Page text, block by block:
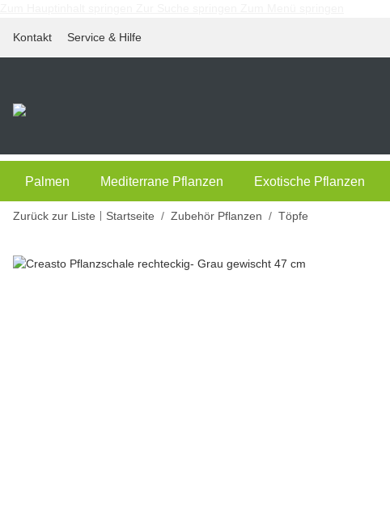
Kontakt Service & Hilfe
Palmen Mediterrane Pflanzen Exotische Pflanzen
Zurück zur Liste Startseite Zubehör Pflanzen Töpfe